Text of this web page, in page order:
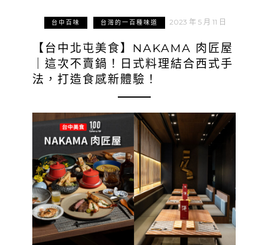
台中百味 台灣的一百種味道 2023 年 5 月 11 日
【台中北屯美食】NAKAMA 肉匠屋
｜這次不賣鍋！日式料理結合西式手
法，打造食感新體驗！